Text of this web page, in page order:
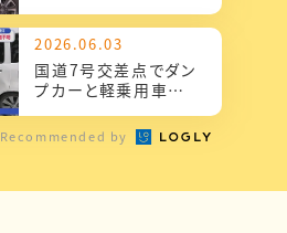
2026.06.03
国道7号交差点でダン
プカーと軽乗用車が
識不明
Recommended by